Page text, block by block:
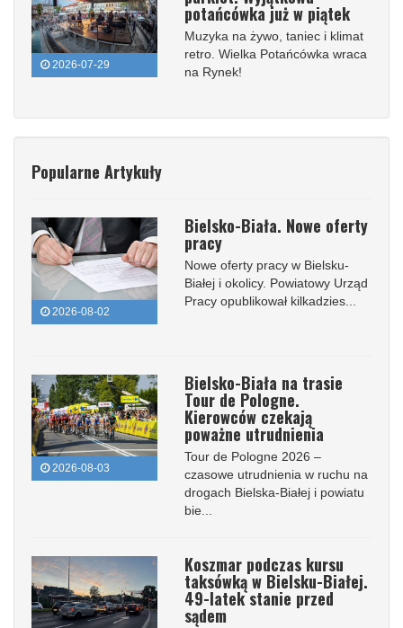
2026-07-29
potańcówka już w piątek
Muzyka na żywo, taniec i klimat
retro. Wielka Potańcówka wraca
na Rynek!
Popularne Artykuły
2026-08-02
Bielsko-Biała. Nowe oferty
pracy
Nowe oferty pracy w Bielsku-
Białej i okolicy. Powiatowy Urząd
Pracy opublikował kilkadzies...
2026-08-03
Bielsko-Biała na trasie
Tour de Pologne.
Kierowców czekają
poważne utrudnienia
Tour de Pologne 2026 –
czasowe utrudnienia w ruchu na
drogach Bielska-Białej i powiatu
bie...
Koszmar podczas kursu
taksówką w Bielsku-Białej.
49-latek stanie przed
sądem